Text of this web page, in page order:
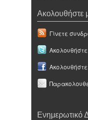
Ακολουθήστε
Γίνετε
Ενημερωτικό